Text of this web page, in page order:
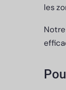
les